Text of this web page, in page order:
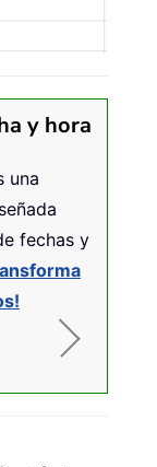
y hora
una
fechas y